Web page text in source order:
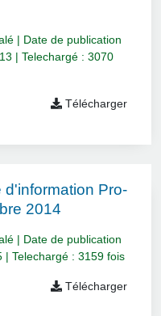
| Date de publication
| Telechargé : 3070
Télécharger
d'information Pro-
2014
| Date de publication
| Telechargé : 3159 fois
Télécharger